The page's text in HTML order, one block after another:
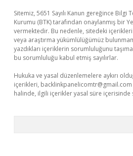
Sitemiz, 5651 Sayılı Kanun gereğince Bilgi
Kurumu (BTK) tarafından onaylanmış bir
vermektedir. Bu nedenle, sitedeki
veya araştırma yükümlülüğümüz
yazdıkları içeriklerin sorumluluğunu
bu sorumluluğu kabul etmiş sayılırlar.
Hukuka ve yasal düzenlemelere aykırı
içerikleri, backlinkpanelicomtr@gmail.com
halinde, ilgili içerikler yasal süre içerisinde